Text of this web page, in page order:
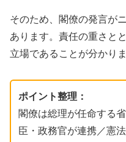
そのため、閣僚の発言が
あります。責任の重さと
立場であることが分かりま
ポイント整理：
閣僚は総理が任命する
臣・政務官が連携／憲